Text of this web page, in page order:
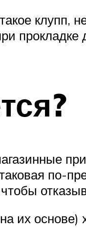
клупп,
по-
их основе)